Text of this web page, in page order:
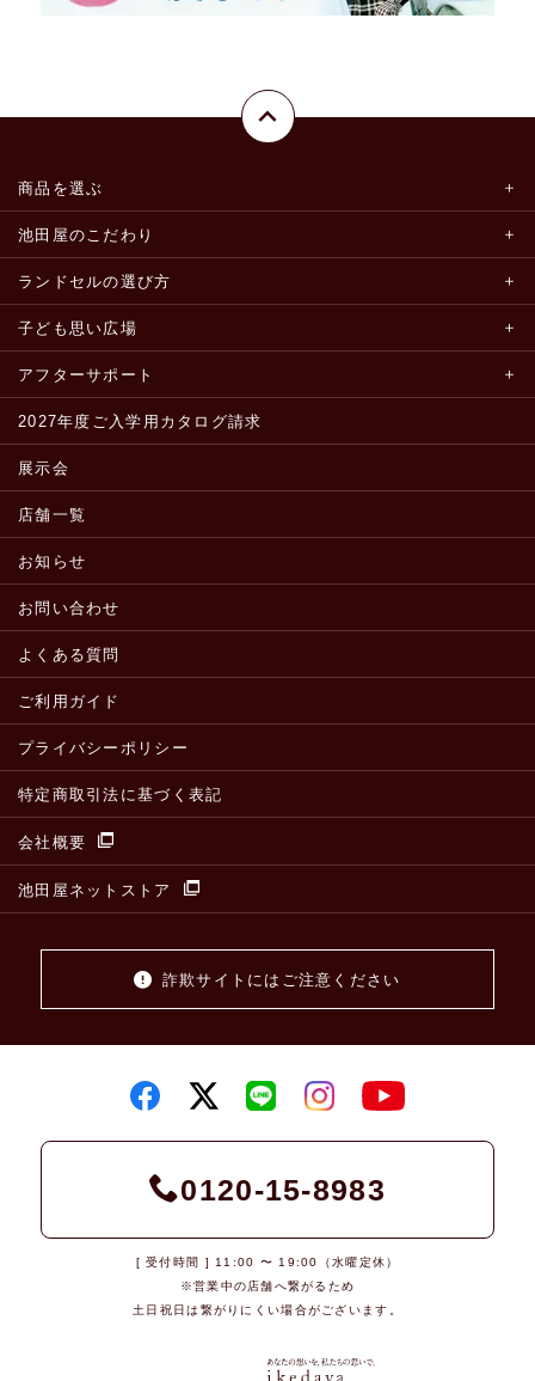
商品を選ぶ
池田屋のこだわり
ランドセルの選び方
子ども思い広場
アフターサポート
2027年度ご入学用カタログ請求
展示会
店舗一覧
お知らせ
お問い合わせ
よくある質問
ご利用ガイド
プライバシーポリシー
特定商取引法に基づく表記
会社概要
池田屋ネットストア
詐欺サイトにはご注意ください
0120-15-8983
[ 受付時間 ] 11:00 〜 19:00（水曜定休）
※営業中の店舗へ繋がるため
土日祝日は繋がりにくい場合がございます。